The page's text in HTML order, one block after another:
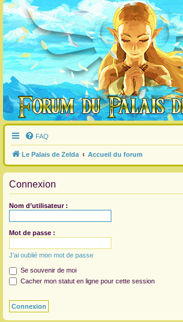
FAQ
Le Palais de Zelda Accueil du forum
Connexion
Nom d’utilisateur :
Mot de passe :
J’ai oublié mon mot de passe
Se souvenir de moi
Cacher mon statut en ligne pour cette session